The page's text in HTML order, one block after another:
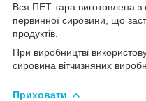
Вся ПЕТ тара виготовлена з
первинної сировини, що
продуктів.
При виробництві
сировина вітчизняних
Приховати